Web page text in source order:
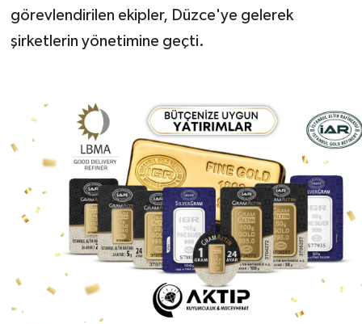
görevlendirilen ekipler, Düzce'ye gelerek
şirketlerin yönetimine geçti.